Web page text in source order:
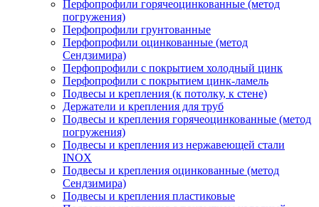
Перфопрофили горячеоцинкованные (метод
погружения)
Перфопрофили грунтованные
Перфопрофили оцинкованные (метод
Сендзимира)
Перфопрофили с покрытием холодный цинк
Перфопрофили с покрытием цинк-ламель
Подвесы и крепления (к потолку, к стене)
Держатели и крепления для труб
Подвесы и крепления горячеоцинкованные (метод
погружения)
Подвесы и крепления из нержавеющей стали
INOX
Подвесы и крепления оцинкованные (метод
Сендзимира)
Подвесы и крепления пластиковые